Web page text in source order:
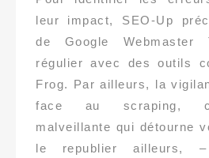
leur impact, SEO-Up
de Google Webmaster
régulier avec des outils
Frog. Par ailleurs, la
face au scraping,
malveillante qui détourne
le republier ailleurs,